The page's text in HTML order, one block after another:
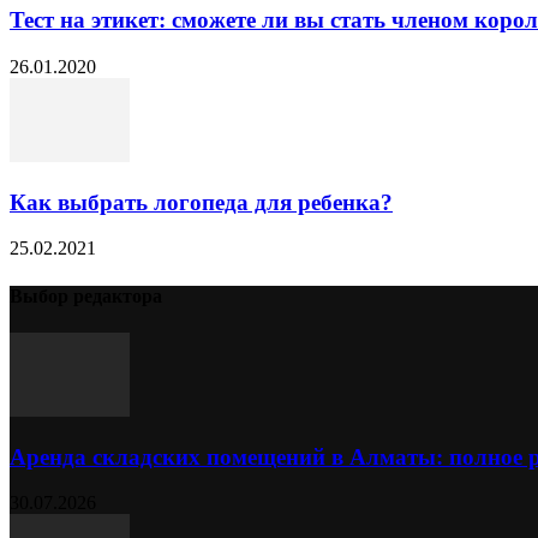
Тест на этикет: сможете ли вы стать членом
26.01.2020
Как выбрать логопеда для ребенка?
25.02.2021
Аренда складских помещений в Алматы: полное